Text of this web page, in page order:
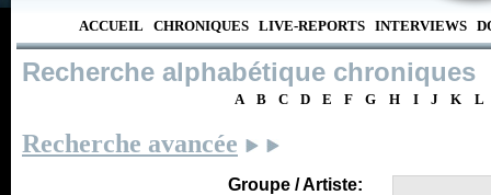
ACCUEIL CHRONIQUES LIVE-REPORTS INTERVIEWS
Recherche alphabétique chroniques
A B C D E F G H I J K L
Recherche avancée
Groupe / Artiste: